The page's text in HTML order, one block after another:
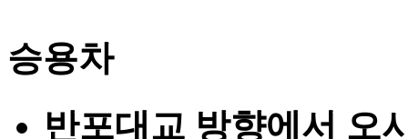
승용차
반포대교 방향에서 오